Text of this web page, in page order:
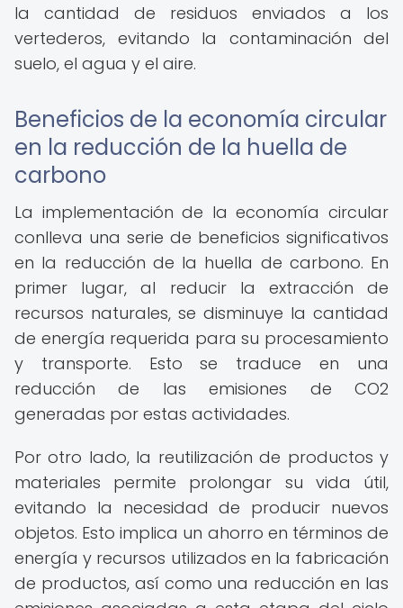
la cantidad de residuos enviados a los
vertederos, evitando la contaminación del
suelo, el agua y el aire.
Beneficios de la economía circular
en la reducción de la huella de
carbono
La implementación de la economía circular
conlleva una serie de beneficios significativos
en la reducción de la huella de carbono. En
primer lugar, al reducir la extracción de
recursos naturales, se disminuye la cantidad
de energía requerida para su procesamiento
y transporte. Esto se traduce en una
reducción de las emisiones de CO2
generadas por estas actividades.
Por otro lado, la reutilización de productos y
materiales permite prolongar su vida útil,
evitando la necesidad de producir nuevos
objetos. Esto implica un ahorro en términos de
energía y recursos utilizados en la fabricación
de productos, así como una reducción en las